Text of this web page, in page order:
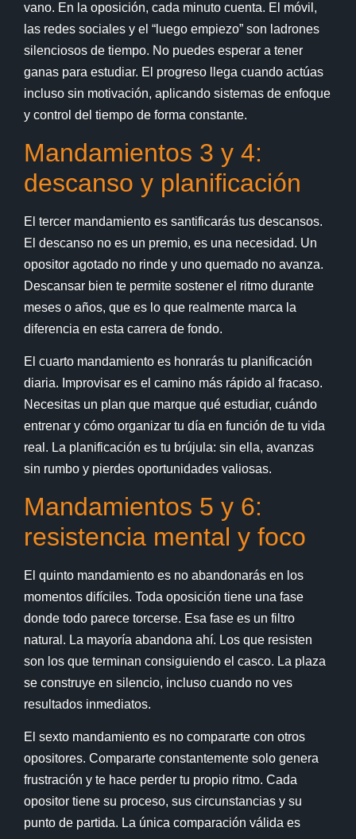
vano. En la oposición, cada minuto cuenta. El móvil,
las redes sociales y el “luego empiezo” son ladrones
silenciosos de tiempo. No puedes esperar a tener
ganas para estudiar. El progreso llega cuando actúas
incluso sin motivación, aplicando sistemas de enfoque
y control del tiempo de forma constante.
Mandamientos 3 y 4:
descanso y planificación
El tercer mandamiento es santificarás tus descansos.
El descanso no es un premio, es una necesidad. Un
opositor agotado no rinde y uno quemado no avanza.
Descansar bien te permite sostener el ritmo durante
meses o años, que es lo que realmente marca la
diferencia en esta carrera de fondo.
El cuarto mandamiento es honrarás tu planificación
diaria. Improvisar es el camino más rápido al fracaso.
Necesitas un plan que marque qué estudiar, cuándo
entrenar y cómo organizar tu día en función de tu vida
real. La planificación es tu brújula: sin ella, avanzas
sin rumbo y pierdes oportunidades valiosas.
Mandamientos 5 y 6:
resistencia mental y foco
El quinto mandamiento es no abandonarás en los
momentos difíciles. Toda oposición tiene una fase
donde todo parece torcerse. Esa fase es un filtro
natural. La mayoría abandona ahí. Los que resisten
son los que terminan consiguiendo el casco. La plaza
se construye en silencio, incluso cuando no ves
resultados inmediatos.
El sexto mandamiento es no compararte con otros
opositores. Compararte constantemente solo genera
frustración y te hace perder tu propio ritmo. Cada
opositor tiene su proceso, sus circunstancias y su
punto de partida. La única comparación válida es